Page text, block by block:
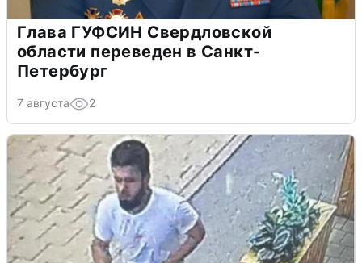
Глава ГУФСИН Свердловской
области переведен в Санкт-
Петербург
7 августа 2